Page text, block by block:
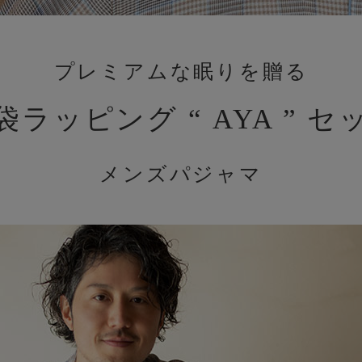
プレミアムな眠りを贈る
ラッピング “ AYA ” セ
メンズパジャマ